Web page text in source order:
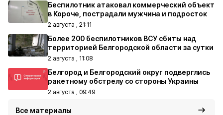
Беспилотник атаковал коммерческий объект
в Короче, пострадали мужчина и подросток
2 августа , 21:11
Более 200 беспилотников ВСУ сбиты над
территорией Белгородской области за сутки
2 августа , 11:08
Белгород и Белгородский округ подверглись
ракетному обстрелу со стороны Украины
2 августа , 09:49
Все материалы